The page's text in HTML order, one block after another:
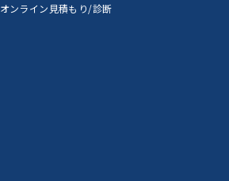
オンライン見積もり/診断